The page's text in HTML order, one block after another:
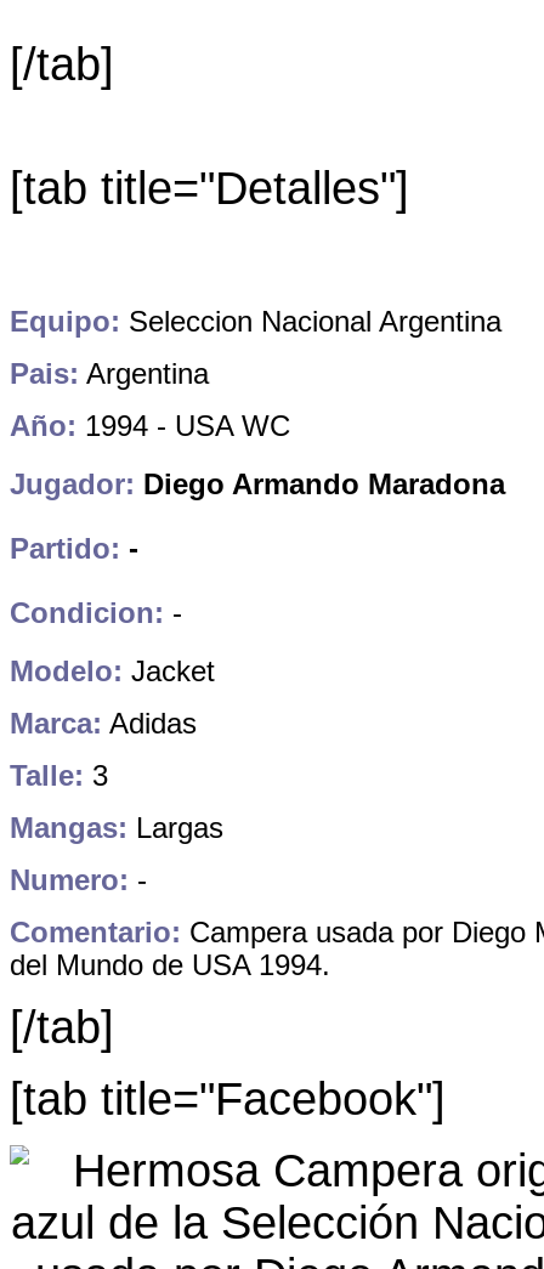
[/tab]
[tab title="Detalles"]
Equipo: Seleccion Nacional Argentina
Pais: Argentina
Año: 1994 - USA WC
Jugador: Diego Armando Maradona
Partido: -
Condicion: -
Modelo: Jacket
Marca: Adidas
Talle: 3
Mangas: Largas
Numero: -
Comentario: Campera usada por Diego
del Mundo de USA 1994.
[/tab]
[tab title="Facebook"]